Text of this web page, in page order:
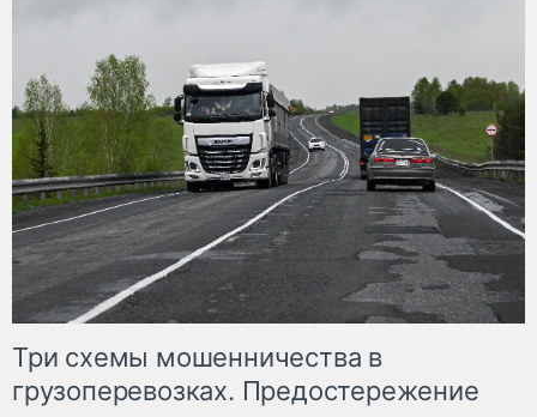
Три схемы мошенничества в
грузоперевозках. Предостережение